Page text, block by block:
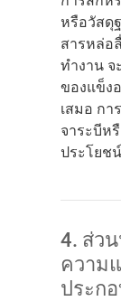
หรือวัสดุ
สารหล่อ
ทำงาน
ของแข็ง
เสมอ กา
จาระบีห
ประโยชน์
4. ส่ว
ความ
ประก